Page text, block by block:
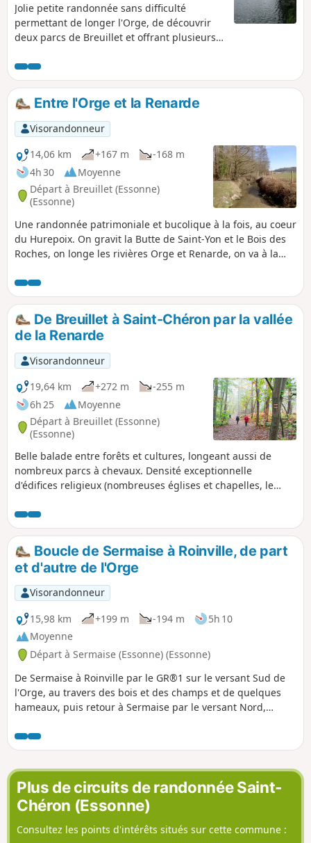
Jolie petite randonnée sans difficulté
permettant de longer l'Orge, de découvrir
deux parcs de Breuillet et offrant plusieurs
Rémarde. Variée, pas mal d'ombre le long de
ce tracé accessible en RER .
Entre l'Orge et la Renarde
Visorandonneur
14,06 km
+167 m
-168 m
4h 30
Moyenne
Départ à Breuillet (Essonne)
(Essonne)
Une randonnée patrimoniale et bucolique à la fois, au coeur
du Hurepoix. On gravit la Butte de Saint-Yon et le Bois des
Roches, on longe les rivières Orge et Renarde, on va à la
superbe église Saint-Sulpice.
De Breuillet à Saint-Chéron par la vallée
de la Renarde
Visorandonneur
19,64 km
+272 m
-255 m
6h 25
Moyenne
Départ à Breuillet (Essonne)
(Essonne)
Belle balade entre forêts et cultures, longeant aussi de
nombreux parcs à chevaux. Densité exceptionnelle
d'édifices religieux (nombreuses églises et chapelles, le
de Favières, destination de pèlerinage jusqu'au XXe siècle).
On rencontre aussi de nombreux châteaux, vestiges
médiévaux (Saint-Yon, Château de la Grange) ou plus
modernes et bien conservés (le Segrez, Souzy-la-Briche,
Villeconin).
Boucle de Sermaise à Roinville, de part
et d'autre de l'Orge
Visorandonneur
15,98 km
+199 m -194 m
5h 10
Moyenne
Départ à Sermaise (Essonne) (Essonne)
De Sermaise à Roinville par le GR®1 sur le versant Sud de
l'Orge, au travers des bois et des champs et de quelques
hameaux, puis retour à Sermaise par le versant Nord,
Plus de circuits de randonnée Saint-
Chéron (Essonne)
Consultez les points d'intérêts situés sur cette commune :